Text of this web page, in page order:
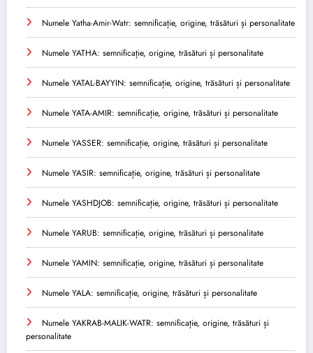
Numele Yatha-Amir-Watr: semnificație, origine, trăsături și personalitate
Numele YATHA: semnificație, origine, trăsături și personalitate
Numele YATAL-BAYYIN: semnificație, origine, trăsături și personalitate
Numele YATA-AMIR: semnificație, origine, trăsături și personalitate
Numele YASSER: semnificație, origine, trăsături și personalitate
Numele YASIR: semnificație, origine, trăsături și personalitate
Numele YASHDJOB: semnificație, origine, trăsături și personalitate
Numele YARUB: semnificație, origine, trăsături și personalitate
Numele YAMIN: semnificație, origine, trăsături și personalitate
Numele YALA: semnificație, origine, trăsături și personalitate
Numele YAKRAB-MALIK-WATR: semnificație, origine, trăsături și
personalitate